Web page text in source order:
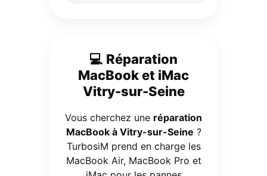
💻 Réparation
MacBook et iMac
Vitry-sur-Seine
Vous cherchez une réparation
MacBook à Vitry-sur-Seine ?
TurbosiM prend en charge les
MacBook Air, MacBook Pro et